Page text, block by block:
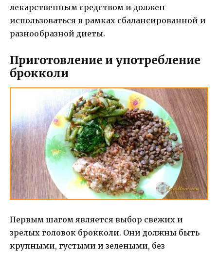
лекарственным средством и должен
использоваться в рамках сбалансированной и
разнообразной диеты.
Приготовление и употребление
брокколи
Первым шагом является выбор свежих и
зрелых головок брокколи. Они должны быть
крупными, густыми и зелеными, без